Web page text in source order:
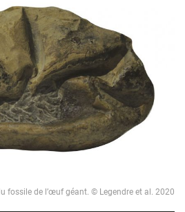
fossile de l’œuf géant. © Legendre et al. 2020